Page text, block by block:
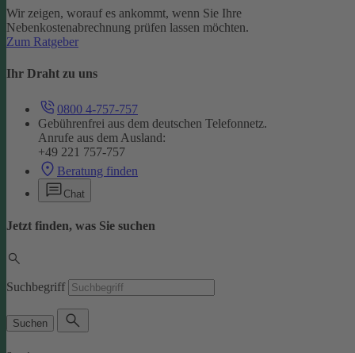
Wir zeigen, worauf es ankommt, wenn Sie Ihre
Nebenkostenabrechnung prüfen lassen möchten.
Zum Ratgeber
Ihr Draht zu uns
0800 4-757-757
Gebührenfrei aus dem deutschen Telefonnetz.
Anrufe aus dem Ausland:
+49 221 757-757
Beratung finden
Chat
Jetzt finden, was Sie suchen
Suchbegriff
Suchen